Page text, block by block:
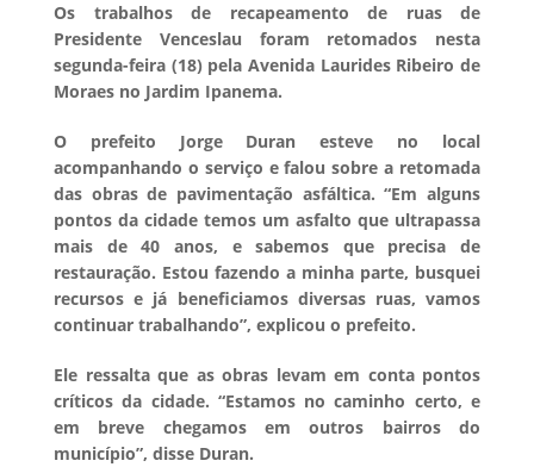
Os trabalhos de recapeamento de ruas de
Presidente Venceslau foram retomados nesta
segunda-feira (18) pela Avenida Laurides Ribeiro de
Moraes no Jardim Ipanema.
O prefeito Jorge Duran esteve no local
acompanhando o serviço e falou sobre a retomada
das obras de pavimentação asfáltica. “Em alguns
pontos da cidade temos um asfalto que ultrapassa
mais de 40 anos, e sabemos que precisa de
restauração. Estou fazendo a minha parte, busquei
recursos e já beneficiamos diversas ruas, vamos
continuar trabalhando”, explicou o prefeito.
Ele ressalta que as obras levam em conta pontos
críticos da cidade. “Estamos no caminho certo, e
em breve chegamos em outros bairros do
município”, disse Duran.